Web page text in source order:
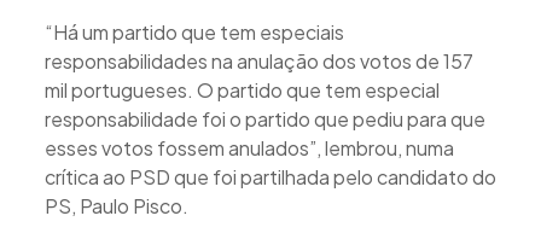
“Há um partido que tem especiais
responsabilidades na anulação dos votos de 157
mil portugueses. O partido que tem especial
responsabilidade foi o partido que pediu para que
esses votos fossem anulados”, lembrou, numa
crítica ao PSD que foi partilhada pelo candidato do
PS, Paulo Pisco.